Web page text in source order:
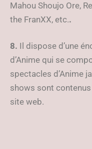
Mahou Shoujo Ore,
the FranXX, etc..
8. Il dispose d’une
d’Anime qui se
spectacles d’Anime
shows sont
site web.